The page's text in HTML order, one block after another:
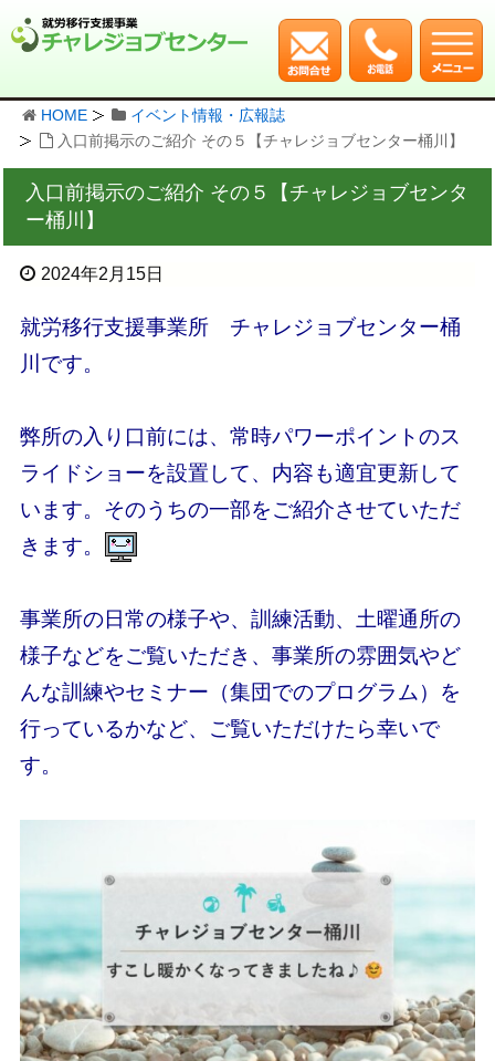
HOME
イベント情報・広報誌
入口前掲示のご紹介 その５【チャレジョブセンター桶川】
入口前掲示のご紹介 その５【チャレジョブセンタ
ー桶川】
2024年2月15日
就労移行支援事業所 チャレジョブセンター桶
川です。
弊所の入り口前には、常時パワーポイントのス
ライドショーを設置して、内容も適宜更新して
います。そのうちの一部をご紹介させていただ
きます。
事業所の日常の様子や、訓練活動、土曜通所の
様子などをご覧いただき、事業所の雰囲気やど
んな訓練やセミナー（集団でのプログラム）を
行っているかなど、ご覧いただけたら幸いで
す。